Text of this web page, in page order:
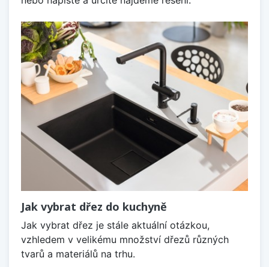
Jak vybrat dřez do kuchyně
Jak vybrat dřez je stále aktuální otázkou,
vzhledem v velikému množství dřezů různých
tvarů a materiálů na trhu.